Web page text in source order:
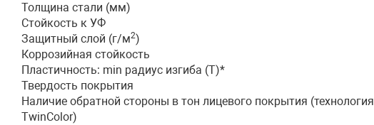
Толщина стали (мм)
Стойкость к УФ
Защитный слой (г/м2)
Коррозийная стойкость
Пластичность: min радиус изгиба (Т)*
Твердость покрытия
Наличие обратной стороны в тон лицевого покрытия (технология
TwinColor)